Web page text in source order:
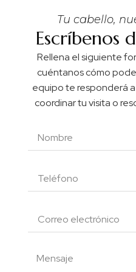
Tu cabello,
Escríbenos
Rellena el siguiente
cuéntanos cómo
equipo te responderá
coordinar tu visita o